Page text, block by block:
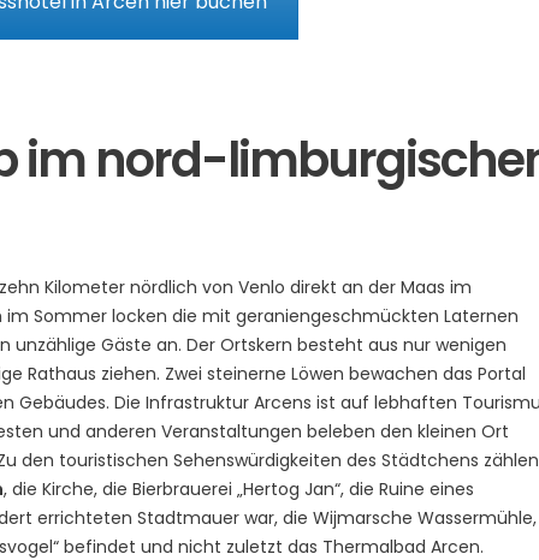
im nord-
Kilometer nördlich von Venlo direkt an der Maas im
im Sommer locken die mit geraniengeschmückten Laternen
unzählige Gäste an. Der Ortskern besteht aus nur wenigen
Rathaus ziehen. Zwei steinerne Löwen bewachen das Portal
Gebäudes. Die Infrastruktur Arcens ist auf lebhaften
und anderen Veranstaltungen beleben den kleinen Ort
den touristischen Sehenswürdigkeiten des Städtchens zählen
, die Kirche, die Bierbrauerei „Hertog Jan“, die Ruine eines
errichteten Stadtmauer war, die Wijmarsche Wassermühle,
befindet und nicht zuletzt das Thermalbad Arcen.